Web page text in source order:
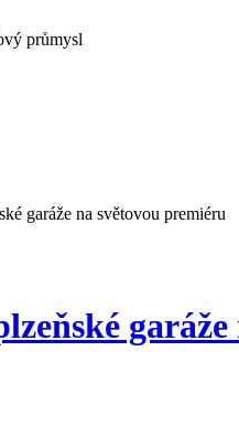
průmysl
garáže na světovou premiéru